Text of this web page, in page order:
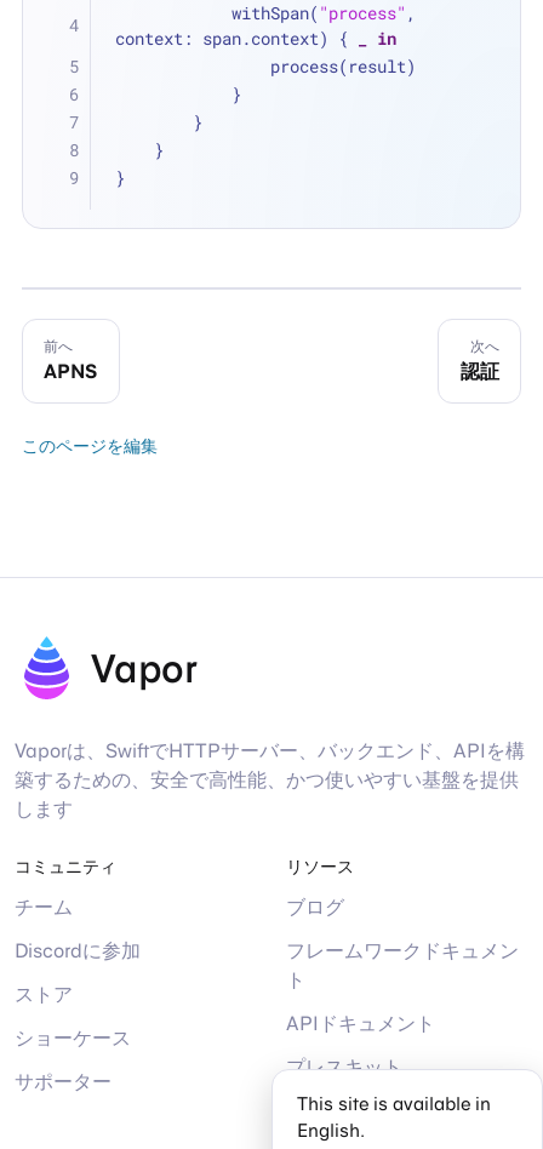
            withSpan(
"process" ,
context: span.context) {
in
                process(result)
            }
        }
    }
}
前へ
APNS
次へ
認証
このページを編集
Vapor
Vaporは、SwiftでHTTPサーバー、バックエンド、APIを構
築するための、安全で高性能、かつ使いやすい基盤を提供
します
コミュニティ
チーム
Discordに参加
ストア
ショーケース
サポーター
リソース
ブログ
フレームワークドキュメン
ト
APIドキュメント
プレスキット
ヘルプ
This site is available in
English.